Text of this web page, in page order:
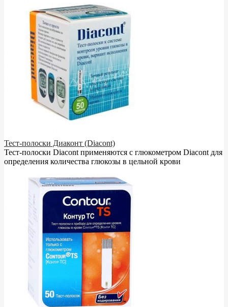
Тест-полоски Диаконт (Diacont)
Тест-полоски Diacont применяются с глюкометром Diacont для
определения количества глюкозы в цельной крови